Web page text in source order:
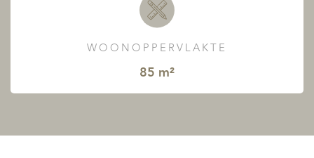
WOONOPPERVLAKTE
85 m²